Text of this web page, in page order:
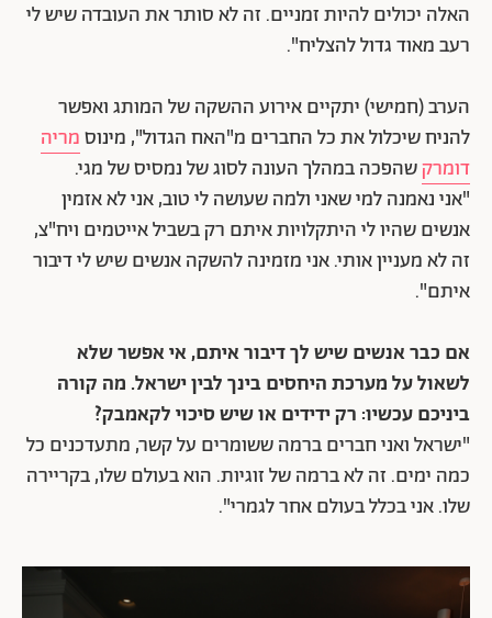
האלה יכולים להיות זמניים. זה לא סותר את העובדה שיש לי
רעב מאוד גדול להצליח".
הערב (חמישי) יתקיים אירוע ההשקה של המותג ואפשר
להניח שיכלול את כל החברים מ"האח הגדול", מינוסמריה
דומרקשהפכה במהלך העונה לסוג של נמסיס של מגי.
"אני נאמנה למי שאני ולמה שעושה לי טוב, אני לא אזמין
אנשים שהיו לי היתקלויות איתם רק בשביל אייטמים ויח"צ,
זה לא מעניין אותי. אני מזמינה להשקה אנשים שיש לי דיבור
איתם".
אם כבר אנשים שיש לך דיבור איתם, אי אפשר שלא
לשאול על מערכת היחסים בינך לבין ישראל. מה קורה
ביניכם עכשיו: רק ידידים או שיש סיכוי לקאמבק?
"ישראל ואני חברים ברמה ששומרים על קשר, מתעדכנים כל
כמה ימים. זה לא ברמה של זוגיות. הוא בעולם שלו, בקריירה
שלו. אני בכלל בעולם אחר לגמרי".